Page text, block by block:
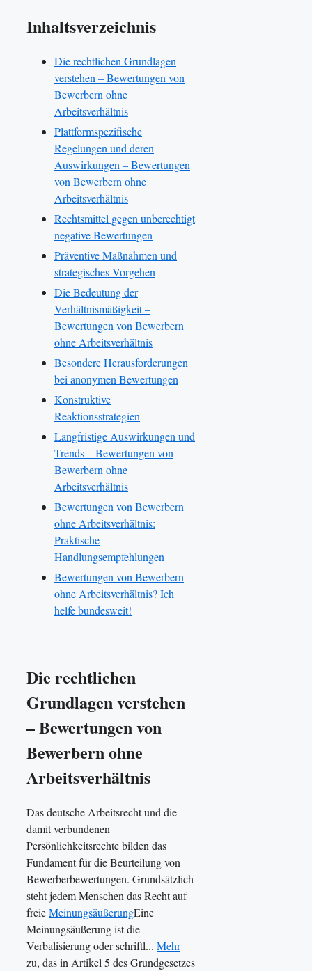
Inhaltsverzeichnis
Die rechtlichen Grundlagen
verstehen – Bewertungen von
Bewerbern ohne
Arbeitsverhältnis
Plattformspezifische
Regelungen und deren
Auswirkungen – Bewertungen
von Bewerbern ohne
Arbeitsverhältnis
Rechtsmittel gegen unberechtigt
negative Bewertungen
Präventive Maßnahmen und
strategisches Vorgehen
Die Bedeutung der
Verhältnismäßigkeit –
Bewertungen von Bewerbern
ohne Arbeitsverhältnis
Besondere Herausforderungen
bei anonymen Bewertungen
Konstruktive
Reaktionsstrategien
Langfristige Auswirkungen und
Trends – Bewertungen von
Bewerbern ohne
Arbeitsverhältnis
Bewertungen von Bewerbern
ohne Arbeitsverhältnis:
Praktische
Handlungsempfehlungen
Bewertungen von Bewerbern
ohne Arbeitsverhältnis? Ich
helfe bundesweit!
Die rechtlichen
Grundlagen verstehen
– Bewertungen von
Bewerbern ohne
Arbeitsverhältnis
Das deutsche Arbeitsrecht und die
damit verbundenen
Persönlichkeitsrechte bilden das
Fundament für die Beurteilung von
Bewerberbewertungen. Grundsätzlich
steht jedem Menschen das Recht auf
freieMeinungsäußerungEine
Meinungsäußerung ist die
Verbalisierung oder schriftl... Mehr
zu, das in Artikel 5 des Grundgesetzes